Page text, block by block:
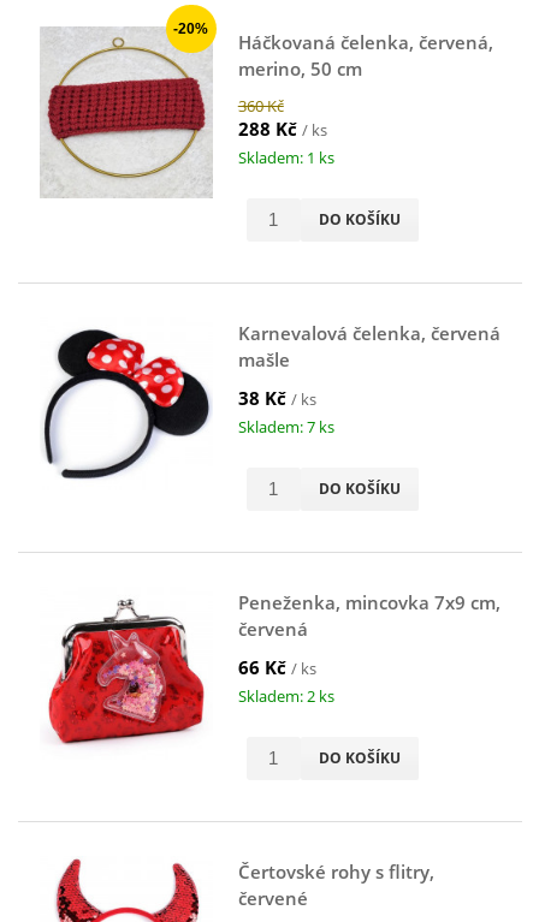
-20%
Háčkovaná čelenka, červená,
merino, 50 cm
360 Kč
288 Kč / ks
Skladem: 1 ks
DO KOŠÍKU
Karnevalová čelenka, červená
mašle
38 Kč / ks
Skladem: 7 ks
DO KOŠÍKU
Peneženka, mincovka 7x9 cm,
červená
66 Kč / ks
Skladem: 2 ks
DO KOŠÍKU
Čertovské rohy s flitry,
červené